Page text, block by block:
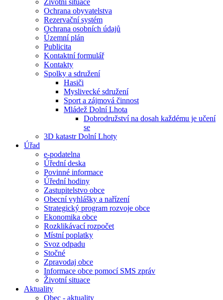
Životní situace
Ochrana obyvatelstva
Rezervační systém
Ochrana osobních údajů
Územní plán
Publicita
Kontaktní formulář
Kontakty
Spolky a sdružení
Hasiči
Myslivecké sdružení
Sport a zájmová činnost
Mládež Dolní Lhota
Dobrodružství na dosah každému je učení
se
3D katastr Dolní Lhoty
Úřad
e-podatelna
Úřední deska
Povinné informace
Úřední hodiny
Zastupitelstvo obce
Obecní vyhlášky a nařízení
Strategický program rozvoje obce
Ekonomika obce
Rozklikávací rozpočet
Místní poplatky
Svoz odpadu
Stočné
Zpravodaj obce
Informace obce pomocí SMS zpráv
Životní situace
Aktuality
Obec - aktuality